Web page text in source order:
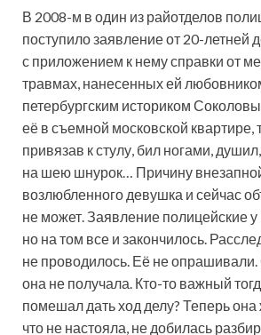
В 2008-м в один из райотделов
поступило заявление от 20-летней
с приложением к нему справки от
травмах, нанесенных ей
петербургским историком
её в съемной московской квартире,
привязав к стулу, бил ногами,
на шею шнурок… Причину
возлюбленного девушка и сейчас
не может. Заявление полицейские
но на том все и закончилось.
не проводилось. Её не опрашивали.
она не получала. Кто-то важный
помешал дать ход делу? Теперь она
что не настояла, не добилась